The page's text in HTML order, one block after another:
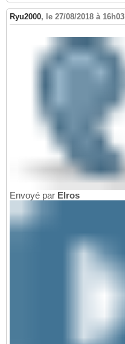
Ryu2000, le 27/08/2018 à 16h03
Envoyé par Elros